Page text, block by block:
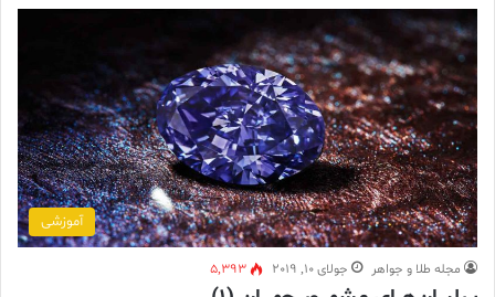
آموزشی
مجله طلا و جواهر جولای 10, 2019 5,393